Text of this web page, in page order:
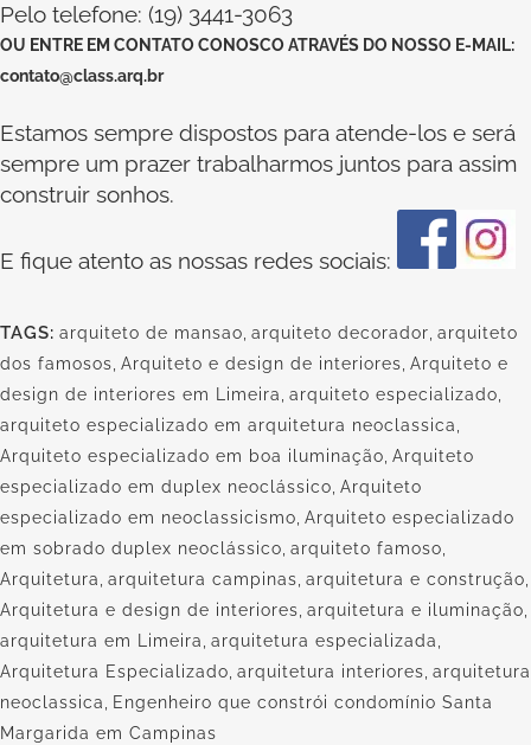
Pelo telefone: (19) 3441-3063
OU ENTRE EM CONTATO CONOSCOATRAVÉS DO NOSSO E-MAIL:
contato@class.arq.br
Estamos sempre dispostos para atende-los e será
sempre um prazer trabalharmos juntos para assim
construir sonhos.
E fique atento as nossas redes sociais:
TAGS: arquiteto de mansao, arquiteto decorador, arquiteto
dos famosos, Arquiteto e design de interiores, Arquiteto e
design de interiores em Limeira, arquiteto especializado,
arquiteto especializado em arquitetura neoclassica,
Arquiteto especializado em boa iluminação, Arquiteto
especializado em duplex neoclássico, Arquiteto
especializado em neoclassicismo, Arquiteto especializado
em sobrado duplex neoclássico, arquiteto famoso,
Arquitetura, arquitetura campinas, arquitetura e construção,
Arquitetura e design de interiores, arquitetura e iluminação,
arquitetura em Limeira, arquitetura especializada,
Arquitetura Especializado, arquitetura interiores, arquitetura
neoclassica, Engenheiro que constrói condomínio Santa
Margarida em Campinas